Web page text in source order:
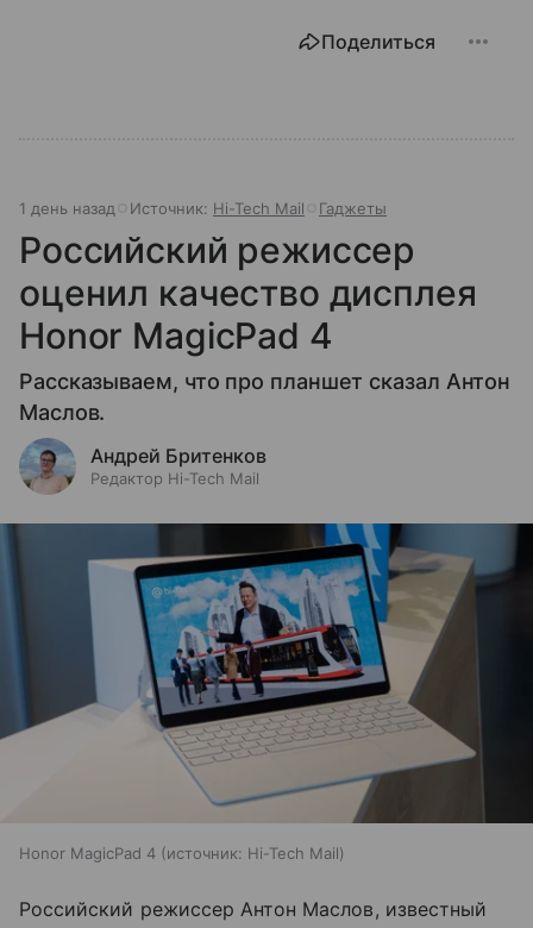
Поделиться
1 день назад Источник: Hi-Tech Mail Гаджеты
Российский режиссер
оценил качество дисплея
Honor MagicPad 4
Рассказываем, что про планшет сказал Антон
Маслов.
Андрей Бритенков
Редактор Hi-Tech Mail
Honor MagicPad 4 источник: Hi-Tech Mail
Российский режиссер Антон Маслов, известный